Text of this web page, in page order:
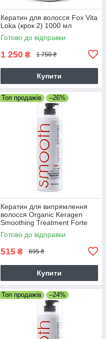
Кератин для волосся Fox Vita
Loka (крок 2) 1000 мл
Готово до відправки
1 250 ₴ 1 750 ₴
Купити
Топ продажів –26%
Кератин для випрямлення
волосся Organic Keragen
Smoothing Treatment Forte
4%, 50 г (розлив)
Готово до відправки
515 ₴ 695 ₴
Купити
Топ продажів –24%